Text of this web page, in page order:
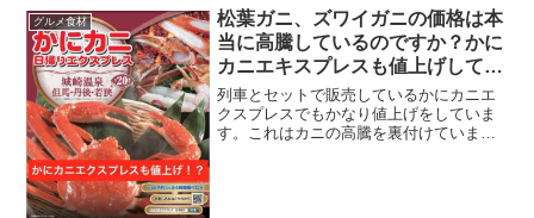
最高気温が10度を超え、その後はずっと
高い気温のまま推移する予報...
グルメ食材
松葉ガニ、ズワイガニの価格は本
当に高騰しているのですか？かに
カニエキスプレスも値上げしてい
ます
列車とセットで販売しているかにカニエ
クスプレスでもかなり値上げをしていま
す。これはカニの高騰を裏付けています